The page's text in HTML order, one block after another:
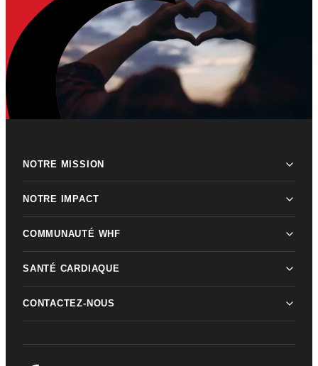
NOTRE MISSION
NOTRE IMPACT
COMMUNAUTÉ WHF
SANTÉ CARDIAQUE
CONTACTEZ-NOUS